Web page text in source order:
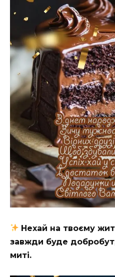
Нехай на твоєму
завжди буде
миті.